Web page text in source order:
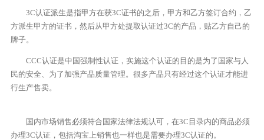
3C认证派生是指甲方在获3C证书的之后，甲方和乙方签订合约，乙
方派生甲方的证书，然后从甲方处提取认证过3C的产品，贴乙方自己的
牌子。
CCC认证是中国强制性认证，实施这个认证的目的是为了国家与人
民的安全、为了加强产品质量管理。很多产品只有经过这个认证才能进
行生产售卖。
国内市场销售必须符合国家法律法规认可，在3C目录内的商品必须
办理3C认证，包括淘宝上销售也一样也是需要办理3C认证的。